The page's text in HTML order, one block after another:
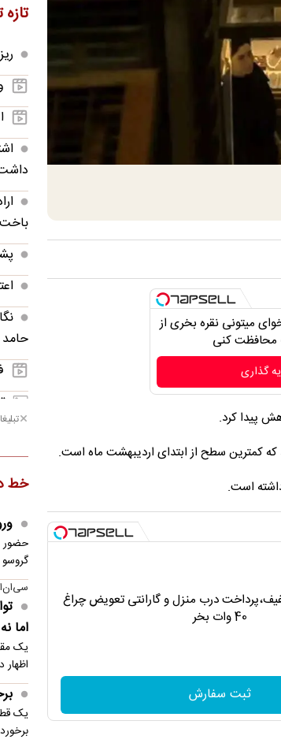
میتونی نقره بخری از
محافظت کنی
گذاری
با 29%تخفیف،پرداخت درب منزل و گارانتی تعویض چراغ
40 وات بخر
ثبت سفارش
حامد
خط
حضور
گروسو
اما
یک
اظهار